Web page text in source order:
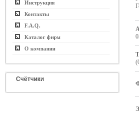
Инструкция
Контакты
F.A.Q.
Каталог фирм
О компании
Счётчики